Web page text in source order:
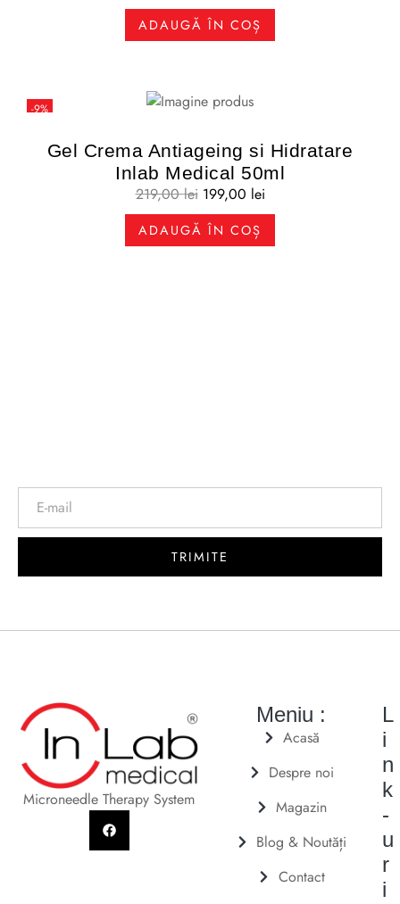
ADAUGĂ ÎN COȘ
-9%
Gel Crema Antiageing si Hidratare
Inlab Medical 50ml
219,00lei 199,00 lei
ADAUGĂ ÎN COȘ
TRIMITE
Microneedle Therapy System
Meniu :
Acasă
Despre noi
Magazin
Blog & Noutăți
Contact
L
i
n
k
-
u
r
i